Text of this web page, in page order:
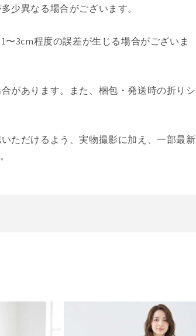
少異なる場合がございます。
3cm程度の誤差が生じる場合がございま
があります。また、梱包・発送時の折りシ
ただけるよう、実物撮影に加え、一部最新